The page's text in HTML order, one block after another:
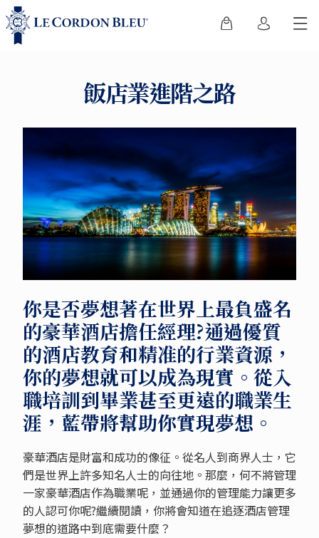
飯店業進階之路
你是否夢想著在世界上最負盛名
的豪華酒店擔任經理?通過優質
的酒店教育和精准的行業資源，
你的夢想就可以成為現實。從入
職培訓到畢業甚至更遠的職業生
涯，藍帶將幫助你實現夢想。
豪華酒店是財富和成功的像征。從名人到商界人士，它
們是世界上許多知名人士的向往地。那麼，何不將管理
一家豪華酒店作為職業呢，並通過你的管理能力讓更多
的人認可你呢?繼續閱讀，你將會知道在追逐酒店管理
夢想的道路中到底需要什麼？